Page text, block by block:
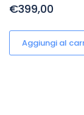
€399,00
Aggiungi al